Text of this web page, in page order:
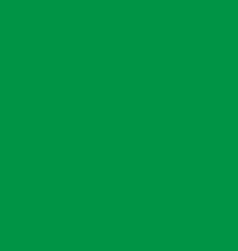
प्रवक्ता
कुरा थाहा
वर्तमान
उनले असफल
चुनावले
संसदवादी
त्यस्ता